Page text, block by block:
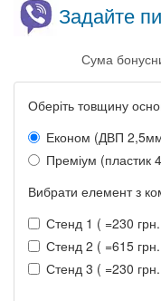
Задайте
Сума
Оберіть товщину
Економ (ДВП
Преміум (пластик
Вибрати елемент з
Стенд 1 ( =230
Стенд 2 ( =615
Стенд 3 ( =230